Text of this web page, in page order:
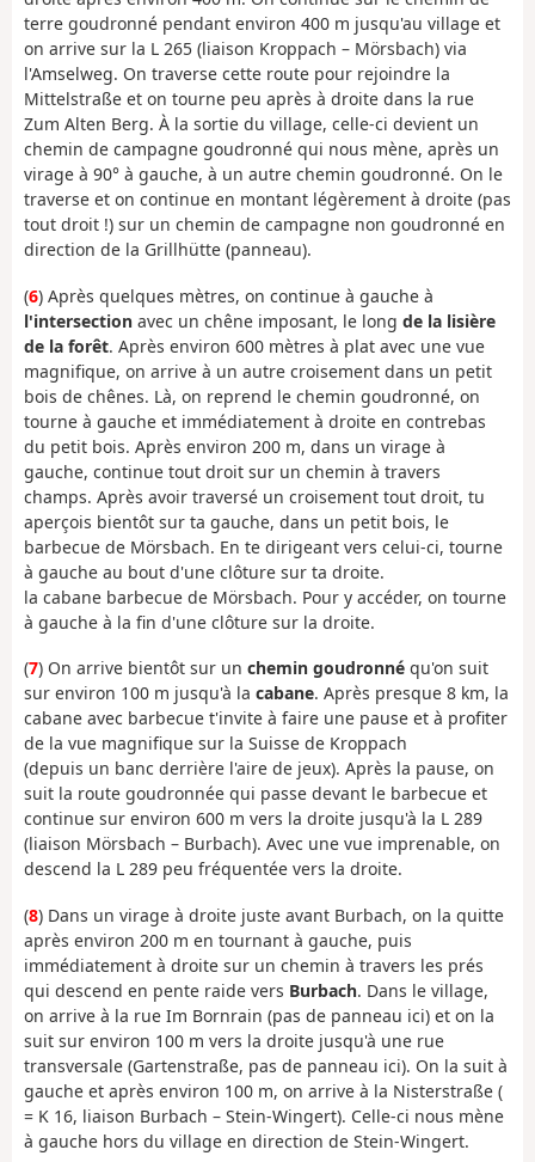
terre goudronné pendant environ 400 m jusqu'au village et
on arrive sur la L 265 (liaison Kroppach – Mörsbach) via
l'Amselweg. On traverse cette route pour rejoindre la
Mittelstraße et on tourne peu après à droite dans la rue
Zum Alten Berg. À la sortie du village, celle-ci devient un
chemin de campagne goudronné qui nous mène, après un
virage à 90° à gauche, à un autre chemin goudronné. On le
traverse et on continue en montant légèrement à droite (pas
tout droit !) sur un chemin de campagne non goudronné en
direction de la Grillhütte (panneau).
(6) Après quelques mètres, on continue à gauche à
l'intersection avec un chêne imposant, le long de la lisière
de la forêt. Après environ 600 mètres à plat avec une vue
magnifique, on arrive à un autre croisement dans un petit
bois de chênes. Là, on reprend le chemin goudronné, on
tourne à gauche et immédiatement à droite en contrebas
du petit bois. Après environ 200 m, dans un virage à
gauche, continue tout droit sur un chemin à travers
champs. Après avoir traversé un croisement tout droit, tu
aperçois bientôt sur ta gauche, dans un petit bois, le
barbecue de Mörsbach. En te dirigeant vers celui-ci, tourne
à gauche au bout d'une clôture sur ta droite.
la cabane barbecue de Mörsbach. Pour y accéder, on tourne
à gauche à la fin d'une clôture sur la droite.
(7) On arrive bientôt sur un chemin goudronné qu'on suit
sur environ 100 m jusqu'à la cabane. Après presque 8 km, la
cabane avec barbecue t'invite à faire une pause et à profiter
de la vue magnifique sur la Suisse de Kroppach
(depuis un banc derrière l'aire de jeux). Après la pause, on
suit la route goudronnée qui passe devant le barbecue et
continue sur environ 600 m vers la droite jusqu'à la L 289
(liaison Mörsbach – Burbach). Avec une vue imprenable, on
descend la L 289 peu fréquentée vers la droite.
(8) Dans un virage à droite juste avant Burbach, on la quitte
après environ 200 m en tournant à gauche, puis
immédiatement à droite sur un chemin à travers les prés
qui descend en pente raide vers Burbach. Dans le village,
on arrive à la rue Im Bornrain (pas de panneau ici) et on la
suit sur environ 100 m vers la droite jusqu'à une rue
transversale (Gartenstraße, pas de panneau ici). On la suit à
gauche et après environ 100 m, on arrive à la Nisterstraße (
= K 16, liaison Burbach – Stein-Wingert). Celle-ci nous mène
à gauche hors du village en direction de Stein-Wingert.